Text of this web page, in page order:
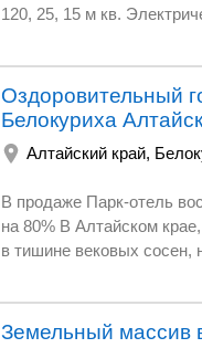
120, 25, 15 м кв.
Оздоровительный
Белокуриха
Алтайский край,
В продаже Парк-отель
на 80% В Алтайском крае, признанной здравнице России с целительным радоновым воздухом,
в тишине вековых сосен, но
коттеджей премиального уровня по 91 кв м
соляная комната, души, джакузи на террасе, фито-чайная зона; а
Земельный массив